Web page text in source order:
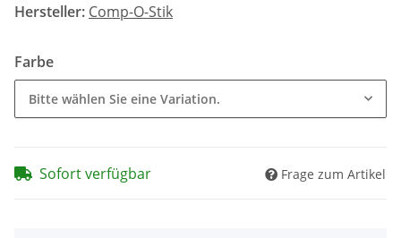
Hersteller: Comp-O-Stik
Farbe
Bitte wählen Sie eine Variation.
Sofort verfügbar Frage zum Artikel